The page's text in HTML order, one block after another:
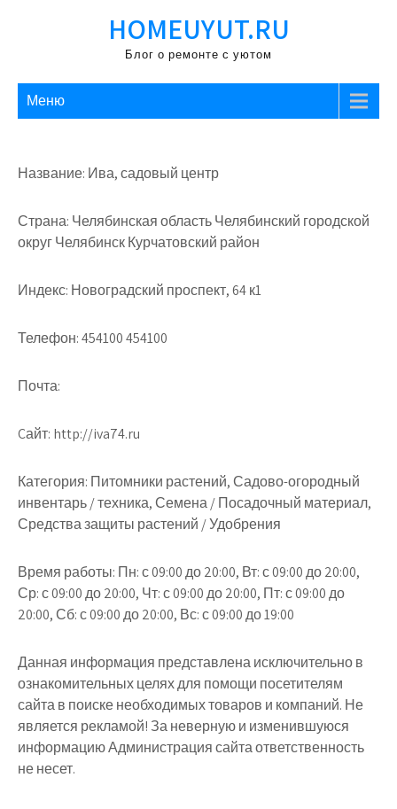
HOMEUYUT.RU
Блог о ремонте с уютом
Меню
Название: Ива, садовый центр
Страна: Челябинская область Челябинский городской
округ Челябинск Курчатовский район
Индекс: Новоградский проспект, 64 к1
Телефон: 454100 454100
Почта:
Cайт: http://iva74.ru
Категория: Питомники растений, Садово-огородный
инвентарь / техника, Семена / Посадочный материал,
Средства защиты растений / Удобрения
Время работы: Пн: с 09:00 до 20:00, Вт: с 09:00 до 20:00,
Ср: с 09:00 до 20:00, Чт: с 09:00 до 20:00, Пт: с 09:00 до
20:00, Сб: с 09:00 до 20:00, Вс: с 09:00 до 19:00
Данная информация представлена исключительно в
ознакомительных целях для помощи посетителям
сайта в поиске необходимых товаров и компаний. Не
является рекламой! За неверную и изменившуюся
информацию Администрация сайта ответственность
не несет.